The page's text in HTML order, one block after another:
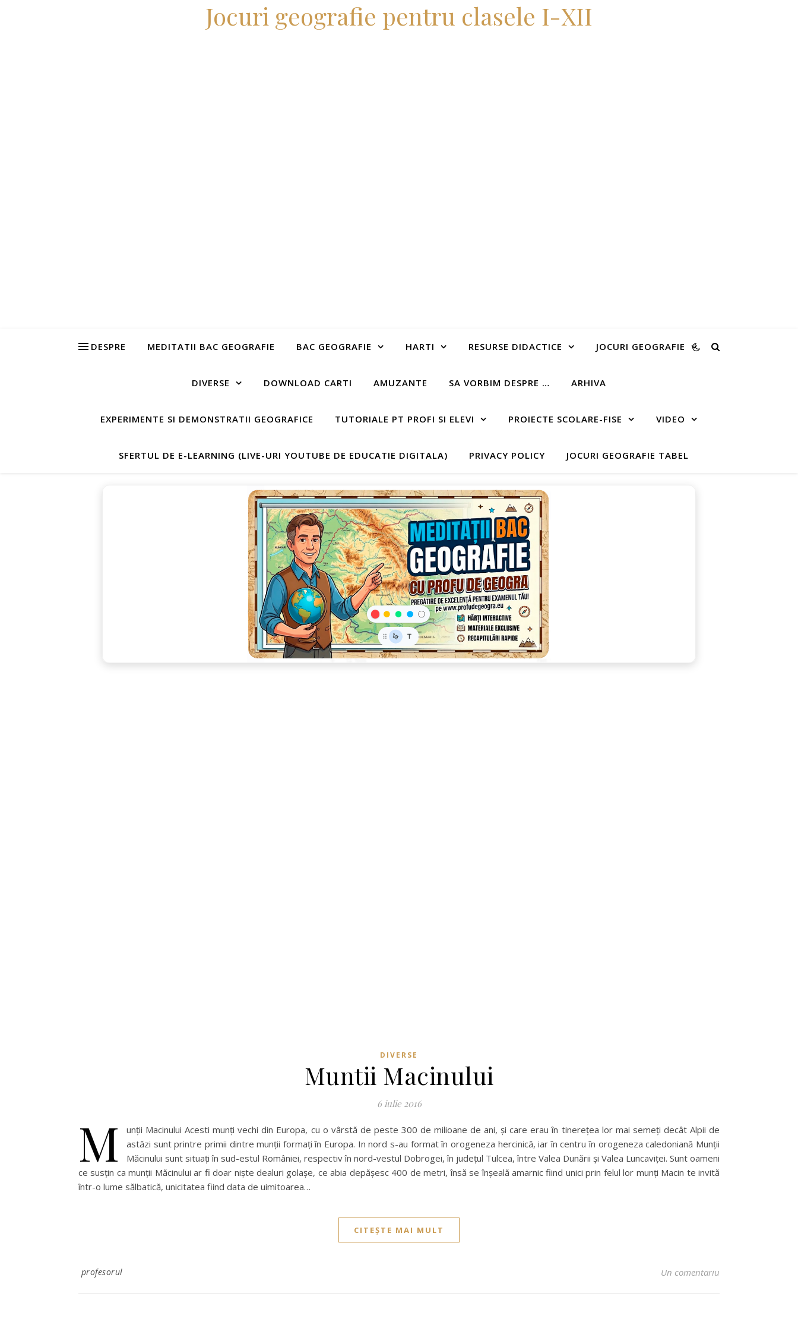
Jocuri geografie pentru clasele I-XII
DESPRE MEDITATII BAC GEOGRAFIE BAC GEOGRAFIE HARTI RESURSE DIDACTICE JOCURI GEOGRAFIE
DIVERSE DOWNLOAD CARTI AMUZANTE SA VORBIM DESPRE … ARHIVA
EXPERIMENTE SI DEMONSTRATII GEOGRAFICE TUTORIALE PT PROFI SI ELEVI PROIECTE SCOLARE-FISE VIDEO
SFERTUL DE E-LEARNING (LIVE-URI YOUTUBE DE EDUCATIE DIGITALA) PRIVACY POLICY JOCURI GEOGRAFIE TABEL
DIVERSE
Muntii Macinului
6 iulie 2016
M
unţii Macinului Acesti munţi vechi din Europa, cu o vârstă de peste 300 de milioane de ani, şi care erau în tinereţea lor mai semeţi decât Alpii de
astăzi sunt printre primii dintre munţii formaţi în Europa. In nord s-au format în orogeneza hercinică, iar în centru în orogeneza caledoniană Munții
Măcinului sunt situați în sud-estul României, respectiv în nord-vestul Dobrogei, în județul Tulcea, între Valea Dunării şi Valea Luncaviței. Sunt oameni
ce susţin ca munţii Măcinului ar fi doar nişte dealuri golaşe, ce abia depăşesc 400 de metri, însă se înşeală amarnic fiind unici prin felul lor munţi Macin te invită
într-o lume sălbatică, unicitatea fiind data de uimitoarea…
CITEȘTE MAI MULT
profesorul Un comentariu